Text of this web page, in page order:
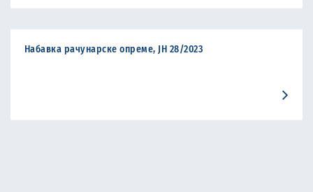
Набавка рачунарске опреме, ЈН 28/2023